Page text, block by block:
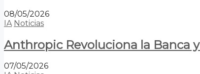
08/05/2026
IA Noticias
Anthropic Revoluciona la Banca
07/05/2026